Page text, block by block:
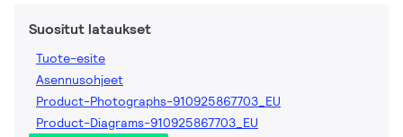
Suositut lataukset
Tuote-esite
Asennusohjeet
Product-Photographs-910925867703_EU
Product-Diagrams-910925867703_EU